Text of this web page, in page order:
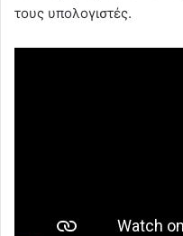
τους υπολογιστές.